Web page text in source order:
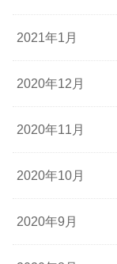
2021年1月
2020年12月
2020年11月
2020年10月
2020年9月